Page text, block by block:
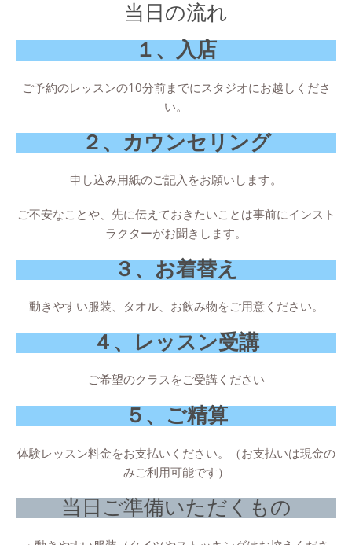
当日の流れ
１、入店
ご予約のレッスンの10分前までにスタジオにお越しくださ
い。
２、カウンセリング
申し込み用紙のご記入をお願いします。
ご不安なことや、先に伝えておきたいことは事前にインスト
ラクターがお聞きします。
３、お着替え
動きやすい服装、タオル、お飲み物をご用意ください。
４、レッスン受講
ご希望のクラスをご受講ください
５、ご精算
体験レッスン料金をお支払いください。（お支払いは現金の
みご利用可能です）
当日ご準備いただくもの